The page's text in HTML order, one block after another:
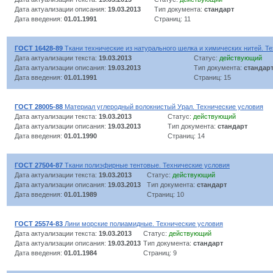
Дата актуализации описания: 19.03.2013 Тип документа: стандарт
Дата введения: 01.01.1991 Страниц: 11
ГОСТ 16428-89 Ткани технические из натурального шелка и химических нитей.
Дата актуализации текста: 19.03.2013 Статус: действующий
Дата актуализации описания: 19.03.2013 Тип документа: стандарт
Дата введения: 01.01.1991 Страниц: 15
ГОСТ 28005-88 Материал углеродный волокнистый Урал. Технические условия
Дата актуализации текста: 19.03.2013 Статус: действующий
Дата актуализации описания: 19.03.2013 Тип документа: стандарт
Дата введения: 01.01.1990 Страниц: 14
ГОСТ 27504-87 Ткани полиэфирные тентовые. Технические условия
Дата актуализации текста: 19.03.2013 Статус: действующий
Дата актуализации описания: 19.03.2013 Тип документа: стандарт
Дата введения: 01.01.1989 Страниц: 10
ГОСТ 25574-83 Лини морские полиамидные. Технические условия
Дата актуализации текста: 19.03.2013 Статус: действующий
Дата актуализации описания: 19.03.2013 Тип документа: стандарт
Дата введения: 01.01.1984 Страниц: 9